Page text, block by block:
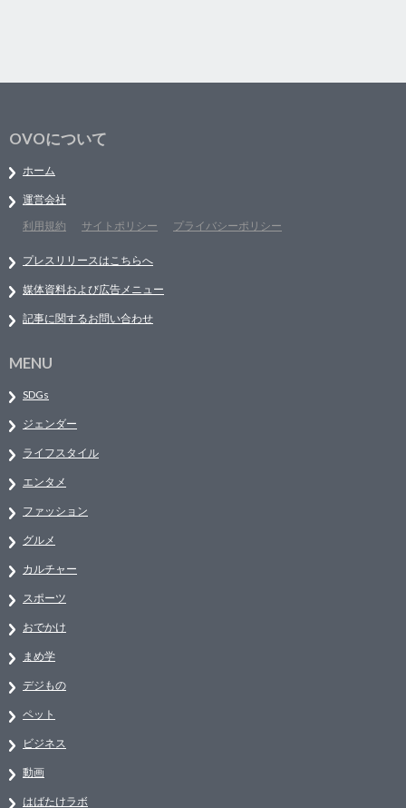
OVOについて
ホーム
運営会社
利用規約
サイトポリシー プライバシーポリシー
プレスリリースはこちらへ
媒体資料および広告メニュー
記事に関するお問い合わせ
MENU
SDGs
ジェンダー
ライフスタイル
エンタメ
ファッション
グルメ
カルチャー
スポーツ
おでかけ
まめ学
デジもの
ペット
ビジネス
動画
はばたけラボ